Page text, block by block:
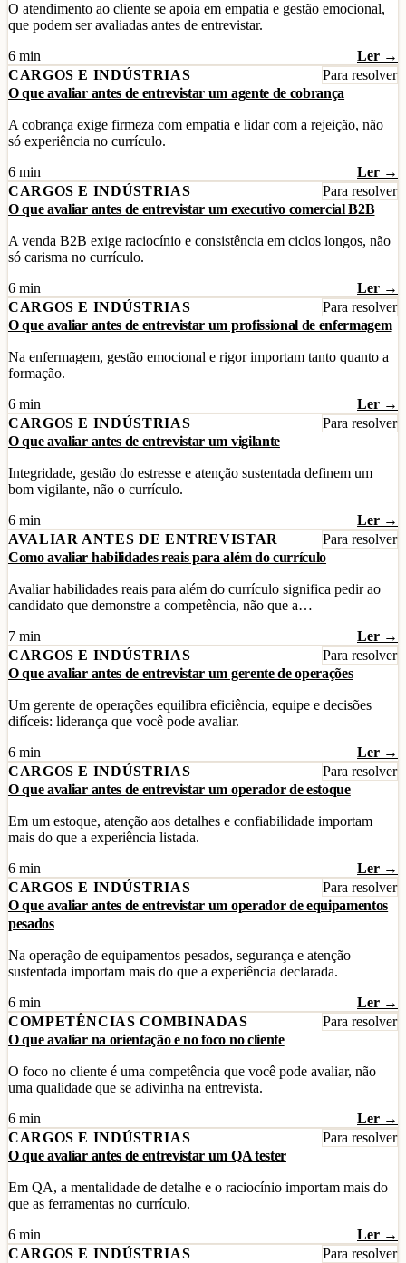
O atendimento ao cliente se apoia em empatia e gestão emocional,
que podem ser avaliadas antes de entrevistar.
6 min
Ler →
CARGOS E INDÚSTRIAS
Para resolver
O que avaliar antes de entrevistar um agente de cobrança
A cobrança exige firmeza com empatia e lidar com a rejeição, não
só experiência no currículo.
6 min
Ler →
CARGOS E INDÚSTRIAS
Para resolver
O que avaliar antes de entrevistar um executivo comercial B2B
A venda B2B exige raciocínio e consistência em ciclos longos, não
só carisma no currículo.
6 min
Ler →
CARGOS E INDÚSTRIAS
Para resolver
O que avaliar antes de entrevistar um profissional de enfermagem
Na enfermagem, gestão emocional e rigor importam tanto quanto a
formação.
6 min
Ler →
CARGOS E INDÚSTRIAS
Para resolver
O que avaliar antes de entrevistar um vigilante
Integridade, gestão do estresse e atenção sustentada definem um
bom vigilante, não o currículo.
6 min
Ler →
AVALIAR ANTES DE ENTREVISTAR
Para resolver
Como avaliar habilidades reais para além do currículo
Avaliar habilidades reais para além do currículo significa pedir ao
candidato que demonstre a competência, não que a…
7 min
Ler →
CARGOS E INDÚSTRIAS
Para resolver
O que avaliar antes de entrevistar um gerente de operações
Um gerente de operações equilibra eficiência, equipe e decisões
difíceis: liderança que você pode avaliar.
6 min
Ler →
CARGOS E INDÚSTRIAS
Para resolver
O que avaliar antes de entrevistar um operador de estoque
Em um estoque, atenção aos detalhes e confiabilidade importam
mais do que a experiência listada.
6 min
Ler →
CARGOS E INDÚSTRIAS
Para resolver
O que avaliar antes de entrevistar um operador de equipamentos
pesados
Na operação de equipamentos pesados, segurança e atenção
sustentada importam mais do que a experiência declarada.
6 min
Ler →
COMPETÊNCIAS COMBINADAS
Para resolver
O que avaliar na orientação e no foco no cliente
O foco no cliente é uma competência que você pode avaliar, não
uma qualidade que se adivinha na entrevista.
6 min
Ler →
CARGOS E INDÚSTRIAS
Para resolver
O que avaliar antes de entrevistar um QA tester
Em QA, a mentalidade de detalhe e o raciocínio importam mais do
que as ferramentas no currículo.
6 min
Ler →
CARGOS E INDÚSTRIAS
Para resolver